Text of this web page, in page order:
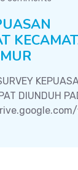
DIUNDUH